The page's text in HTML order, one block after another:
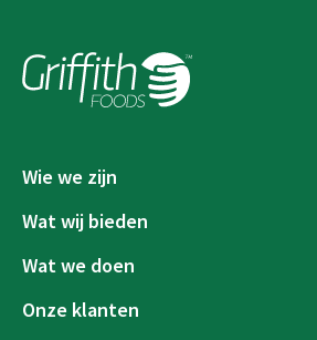
Wie we zijn
Wat wij bieden
Wat we doen
Onze klanten